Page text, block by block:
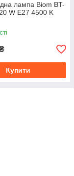
лампа Biom BT-
W E27 4500 K
Купити